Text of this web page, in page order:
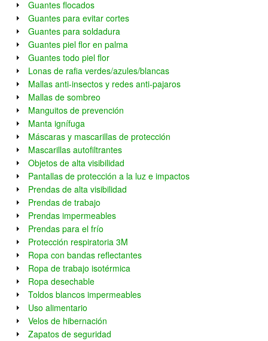
Guantes flocados
Guantes para evitar cortes
Guantes para soldadura
Guantes piel flor en palma
Guantes todo piel flor
Lonas de rafia verdes/azules/blancas
Mallas anti-insectos y redes anti-pajaros
Mallas de sombreo
Manguitos de prevención
Manta ignífuga
Máscaras y mascarillas de protección
Mascarillas autofiltrantes
Objetos de alta visibilidad
Pantallas de protección a la luz e impactos
Prendas de alta visibilidad
Prendas de trabajo
Prendas impermeables
Prendas para el frío
Protección respiratoria 3M
Ropa con bandas reflectantes
Ropa de trabajo isotérmica
Ropa desechable
Toldos blancos impermeables
Uso alimentario
Velos de hibernación
Zapatos de seguridad